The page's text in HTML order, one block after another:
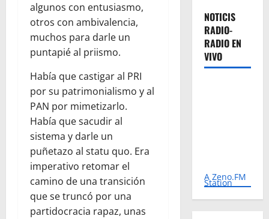
algunos con entusiasmo,
otros con ambivalencia,
muchos para darle un
puntapié al priismo.
Había que castigar al PRI
por su patrimonialismo y al
PAN por mimetizarlo.
Había que sacudir al
sistema y darle un
puñetazo al statu quo. Era
imperativo retomar el
camino de una transición
que se truncó por una
partidocracia rapaz, unas
NOTICIS
RADIO-
RADIO EN
VIVO
A Zeno.FM
Station